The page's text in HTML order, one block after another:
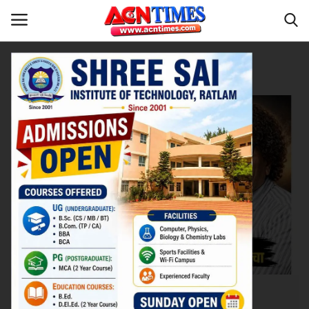
Home
Contact
नीर_का_तीर
मध्यप्रदेश
विदेश
उत्तर प्रदेश
Tag:AG Report
मध्यप्रदेश